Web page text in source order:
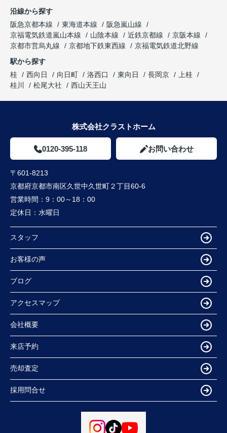
沿線から探す
阪急京都本線
東海道本線
阪急嵐山線
京福電気鉄道嵐山本線
山陰本線 近鉄京都線
京阪本線
京都市営烏丸線
京都地下鉄東西線
京福電気鉄道北野線
駅から探す
桂
西向日 向日町 洛西口 東向日 長岡京
上桂
桂川
松尾大社 西山天王山
株式会社クラストホーム
0120-395-118 お問い合わせ
〒601-8213
京都府京都市南区久世中久世町２丁目60-6
営業時間： 9：00～18：00
定休日： 水曜日
スタッフ
お客様の声
ブログ
アクセスマップ
会社概要
来店予約
売却査定
採用問合せ